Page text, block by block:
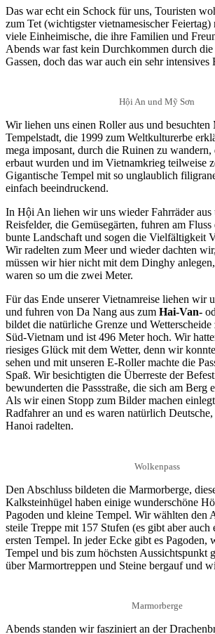
Das war echt ein Schock für uns, Touristen
zum Tet (wichtigster vietnamesischer Feiertag)
viele Einheimische, die ihre Familien und
Abends war fast kein Durchkommen durch die
Gassen, doch das war auch ein sehr intensives
Hội An und Mỹ Sơn
Wir liehen uns einen Roller aus und besuchten
Tempelstadt, die 1999 zum Weltkulturerbe
mega imposant, durch die Ruinen zu
erbaut wurden und im Vietnamkrieg teilweise
Gigantische Tempel mit so unglaublich
einfach beeindruckend.
In Hội An liehen wir uns wieder Fahrräder aus
Reisfelder, die Gemüsegärten, fuhren am
bunte Landschaft und sogen die Vielfältigkeit
Wir radelten zum Meer und wieder dachten
müssen wir hier nicht mit dem Dinghy
waren so um die zwei Meter.
Für das Ende unserer Vietnamreise liehen wir
und fuhren von Da Nang aus zum Hai-Van-
bildet die natürliche Grenze und
Süd-Vietnam und ist 496 Meter hoch. Wir
riesiges Glück mit dem Wetter, denn wir
sehen und mit unseren E-Roller machte die
Spaß. Wir besichtigten die Überreste der
bewunderten die Passstraße, die sich am Berg
Als wir einen Stopp zum Bilder machen
Radfahrer an und es waren natürlich
Hanoi radelten.
Wolkenpass
Den Abschluss bildeten die Marmorberge,
Kalksteinhügel haben einige wunderschöne
Pagoden und kleine Tempel. Wir wählten den
steile Treppe mit 157 Stufen (es gibt aber
ersten Tempel. In jeder Ecke gibt es Pagoden,
Tempel und bis zum höchsten Aussichtspunkt
über Marmortreppen und Steine bergauf und
Marmorberge
Abends standen wir fasziniert an der